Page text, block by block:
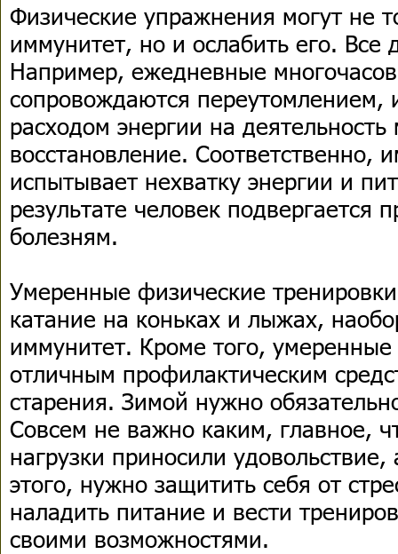
Физические упражнения могут не
иммунитет, но и ослабить его. Все
Например, ежедневные
сопровождаются переутомлением,
расходом энергии на
восстановление. Соответственно,
испытывает нехватку энергии и
результате человек подвергается
болезням.
Умеренные физические
катание на коньках и лыжах,
иммунитет. Кроме того, умеренные
отличным профилактическим
старения. Зимой нужно
Совсем не важно каким, главное,
нагрузки приносили
этого, нужно защитить себя от
наладить питание и вести
своими возможностями.